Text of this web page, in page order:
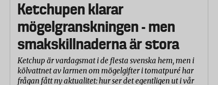
Ketchupen klarar
mögelgranskningen - men
smakskillnaderna är stora
Ketchup är vardagsmat i de flesta svenska hem, men i
kölvattnet av larmen om mögelgifter i tomatpuré har
frågan fått ny aktualitet: hur ser det egentligen ut i vår